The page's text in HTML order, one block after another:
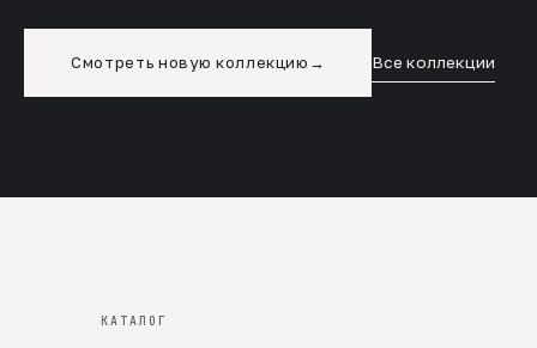
Смотреть новую коллекцию → Все коллекции
КАТАЛОГ